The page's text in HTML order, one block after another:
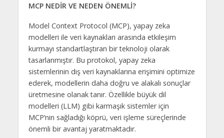
MCP NEDİR VE NEDEN ÖNEMLİ?
Model Context Protocol (MCP), yapay zeka
modelleri ile veri kaynakları arasında etkileşim
kurmayı standartlaştıran bir teknoloji olarak
tasarlanmıştır. Bu protokol, yapay zeka
sistemlerinin dış veri kaynaklarına erişimini optimize
ederek, modellerin daha doğru ve alakalı sonuçlar
üretmesine olanak tanır. Özellikle büyük dil
modelleri (LLM) gibi karmaşık sistemler için
MCP’nin sağladığı köprü, veri işleme süreçlerinde
önemli bir avantaj yaratmaktadır.